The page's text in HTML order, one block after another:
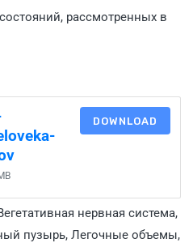
рассмотренных в
DOWNLOAD
нервная система,
пузырь, Легочные объемы,